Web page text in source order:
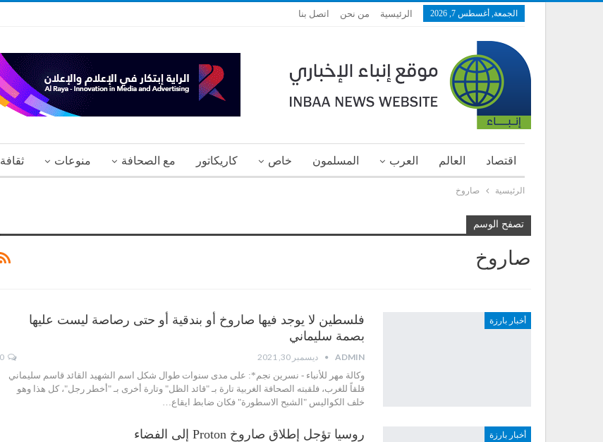
الجمعة, أغسطس 7, 2026 الرئيسية من نحن اتصل بنا
اقتصاد العالم العرب المسلمون خاص كاريكاتور مع الصحافة منوعات ثقافة
الرئيسية صاروخ
تصفح الوسم
صاروخ
أخبار بارزة
فلسطين لا يوجد فيها صاروخ أو بندقية أو حتى رصاصة ليست عليها
بصمة سليماني
ADMIN ديسمبر 30, 2021
وكالة مهر للأنباء - نسرين نجم*: على مدى سنوات طوال شكل اسم الشهيد القائد قاسم سليماني
قلقاً للغرب، فلقبته الصحافة الغربية تارة بـ "قائد الظل" وتارة أخرى بـ "أخطر رجل"، كل هذا وهو
خلف الكواليس "الشبح الاسطورة" فكان ضابط ايقاع…
أخبار بارزة روسيا تؤجل إطلاق صاروخ Proton إلى الفضاء